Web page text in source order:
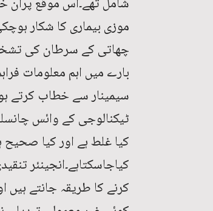
موزی بیماری کا شکار
چھاتی کے سرطان کی
بارے میں اہم معلومات
سیمینار سے خطاب کرتے
ٹیکنالوجی کے وائس
کیا غلط ہے اور کیا
کیاجاسکتاہے۔انجینئر
کرنے کا طریقہ جانتے